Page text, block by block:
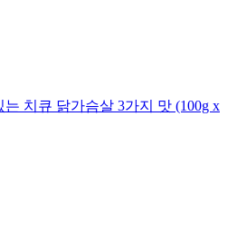
치큐 닭가슴살 3가지 맛 (100g x